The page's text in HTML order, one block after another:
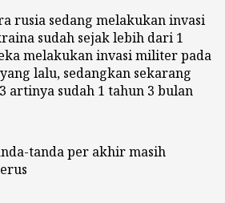
rusia sedang melakukan invasi
sudah sejak lebih dari 1
melakukan invasi militer pada
lalu, sedangkan sekarang
artinya sudah 1 tahun 3 bulan
tanda per akhir masih